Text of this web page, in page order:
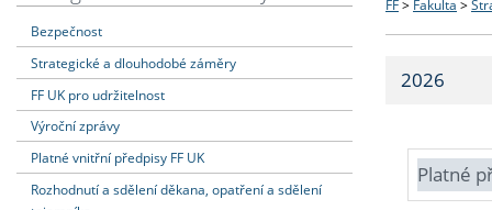
Dozvědět se více Strategie
Fakultní
Podat přihlášku Učitelské
Dozvědět se více
Dozvědět se více
Dozvědět se více
Bezpečnost
Strategické a dlouhodobé záměry
FF UK pro udržitelnost
Výroční zprávy
Platné vnitřní předpisy FF UK
Rozhodnutí a sdělení děkana, opatření a sdělení
FF > Fakulta >
2026
Platné